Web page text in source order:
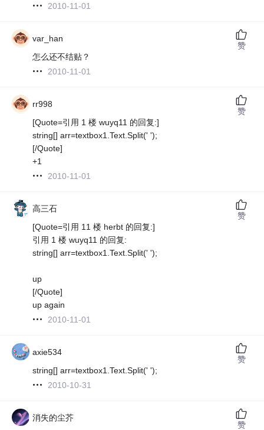
2010-11-01
var_han
怎么还不结贴？
2010-11-01
赞
rr998
[Quote=引用 1 楼 wuyq11 的回复:]
string[] arr=textbox1.Text.Split(' ');
[/Quote]
+1
2010-11-01
赞
高三石
[Quote=引用 11 楼 herbt 的回复:]
引用 1 楼 wuyq11 的回复:
string[] arr=textbox1.Text.Split(' ');
up
[/Quote]
up again
2010-11-01
赞
axie534
string[] arr=textbox1.Text.Split(' ');
2010-10-31
赞
消失的尘芥
赞